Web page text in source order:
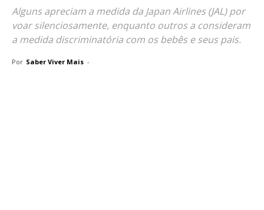
Alguns apreciam a medida da Japan Airlines (JAL) por
voar silenciosamente, enquanto outros a consideram
a medida discriminatória com os bebês e seus pais.
Por Saber Viver Mais -